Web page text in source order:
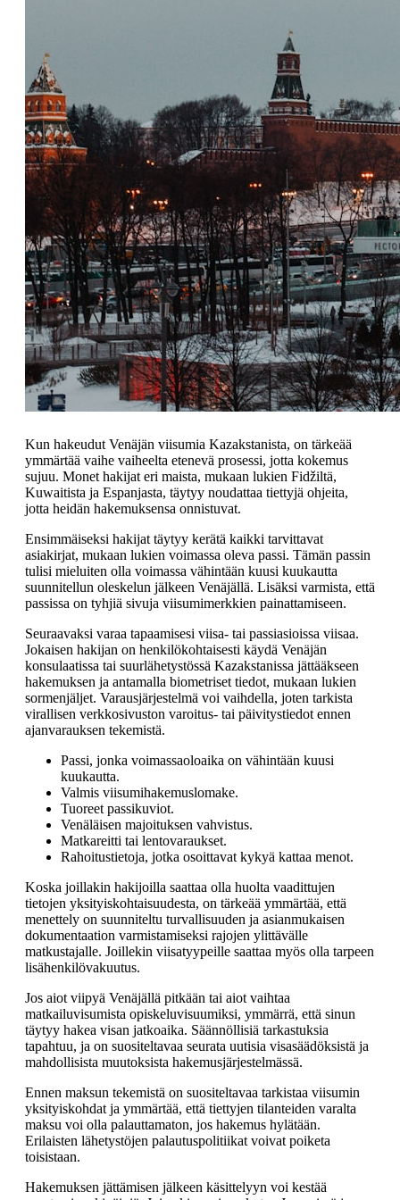
Kun hakeudut Venäjän viisumia Kazakstanista, on tärkeää
ymmärtää vaihe vaiheelta etenevä prosessi, jotta kokemus
sujuu. Monet hakijat eri maista, mukaan lukien Fidžiltä,
Kuwaitista ja Espanjasta, täytyy noudattaa tiettyjä ohjeita,
jotta heidän hakemuksensa onnistuvat.
Ensimmäiseksi hakijat täytyy kerätä kaikki tarvittavat
asiakirjat, mukaan lukien voimassa oleva passi. Tämän passin
tulisi mieluiten olla voimassa vähintään kuusi kuukautta
suunnitellun oleskelun jälkeen Venäjällä. Lisäksi varmista, että
passissa on tyhjiä sivuja viisumimerkkien painattamiseen.
Seuraavaksi varaa tapaamisesi viisa- tai passiasioissa viisaa.
Jokaisen hakijan on henkilökohtaisesti käydä Venäjän
konsulaatissa tai suurlähetystössä Kazakstanissa jättääkseen
hakemuksen ja antamalla biometriset tiedot, mukaan lukien
sormenjäljet. Varausjärjestelmä voi vaihdella, joten tarkista
virallisen verkkosivuston varoitus- tai päivitystiedot ennen
ajanvarauksen tekemistä.
Passi, jonka voimassaoloaika on vähintään kuusi
kuukautta.
Valmis viisumihakemuslomake.
Tuoreet passikuviot.
Venäläisen majoituksen vahvistus.
Matkareitti tai lentovaraukset.
Rahoitustietoja, jotka osoittavat kykyä kattaa menot.
Koska joillakin hakijoilla saattaa olla huolta vaadittujen
tietojen yksityiskohtaisuudesta, on tärkeää ymmärtää, että
menettely on suunniteltu turvallisuuden ja asianmukaisen
dokumentaation varmistamiseksi rajojen ylittävälle
matkustajalle. Joillekin viisatyypeille saattaa myös olla tarpeen
lisähenkilövakuutus.
Jos aiot viipyä Venäjällä pitkään tai aiot vaihtaa
matkailuvisumista opiskeluvisuumiksi, ymmärrä, että sinun
täytyy hakea visan jatkoaika. Säännöllisiä tarkastuksia
tapahtuu, ja on suositeltavaa seurata uutisia visasäädöksistä ja
mahdollisista muutoksista hakemusjärjestelmässä.
Ennen maksun tekemistä on suositeltavaa tarkistaa viisumin
yksityiskohdat ja ymmärtää, että tiettyjen tilanteiden varalta
maksu voi olla palauttamaton, jos hakemus hylätään.
Erilaisten lähetystöjen palautuspolitiikat voivat poiketa
toisistaan.
Hakemuksen jättämisen jälkeen käsittelyyn voi kestää